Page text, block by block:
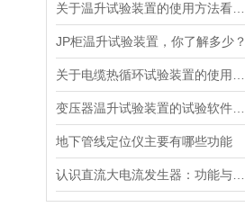
JP柜温升试验装置，你了解多少？
地下管线定位仪主要有哪些功能